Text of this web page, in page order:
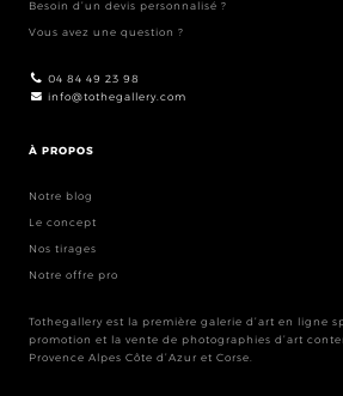
Besoin d’un devis personnalisé ?
Vous avez une question ?
04 84 49 23 98
info@tothegallery.com
À PROPOS
Notre blog
Le concept
Nos tirages
Notre offre pro
Tothegallery est la première galerie d’art en ligne
promotion et la vente de photographies d’art
Provence Alpes Côte d’Azur et Corse.